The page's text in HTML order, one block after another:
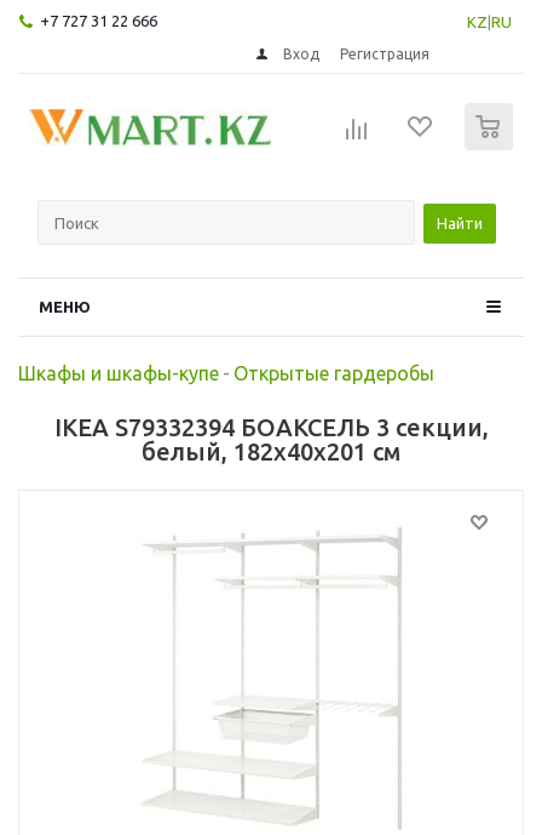
+7 727 31 22 666 KZ RU
Вход Регистрация
Найти
МЕНЮ
Шкафы и шкафы-купе - Открытые гардеробы
IKEA S79332394 БОАКСЕЛЬ 3 секции,
белый, 182x40x201 см